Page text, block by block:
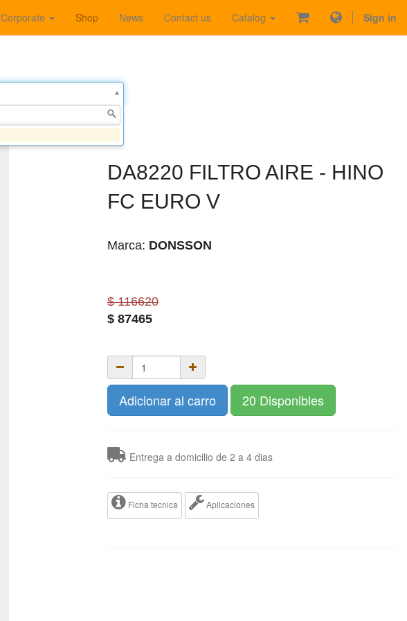
Corporate Shop News Contact us Catalog Sign in
DA8220 FILTRO AIRE - HINO
FC EURO V
Marca: DONSSON
$ 116620
$ 87465
Adicionar al carro 20 Disponibles
Entrega a domicilio de 2 a 4 dias
Ficha tecnica Aplicaciones